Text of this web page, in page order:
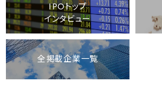
IPOトップ
インタビュー
全掲載企業一覧